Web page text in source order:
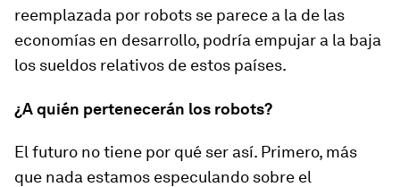
reemplazada por robots se parece a la de las
economías en desarrollo, podría empujar a la baja
los sueldos relativos de estos países.
¿A quién pertenecerán los robots?
El futuro no tiene por qué ser así. Primero, más
que nada estamos especulando sobre el